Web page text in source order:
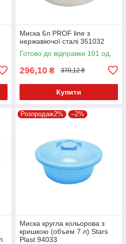
Миска 6л PROF line з
нержавіючої сталі 351032
Готово до відправки 101 од.
296,10 ₴ 370,12 ₴
Купити
Розпродаж2% –2%
Миска кругла кольорова з
кришкою (объем 7 л) Stars
Plast 94033